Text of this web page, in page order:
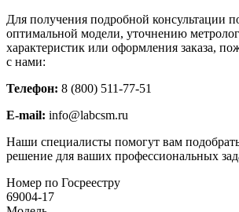
Для получения подробной консультации
оптимальной модели, уточнению
характеристик или оформления заказа,
с нами:
Телефон: 8 (800) 511-77-51
E-mail: info@labcsm.ru
Наши специалисты помогут вам
решение для ваших профессиональных
Номер по Госреестру
69004-17